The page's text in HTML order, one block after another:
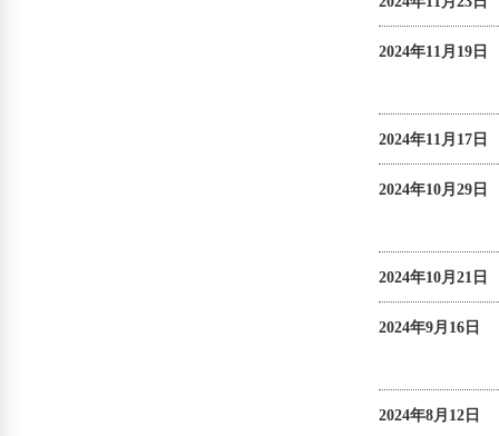
2024年11月19日
2024年11月17日
2024年10月29日
2024年10月21日
2024年9月16日
2024年8月12日